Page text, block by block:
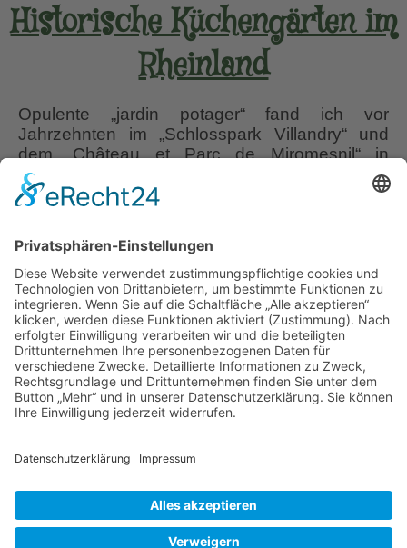
Historische Küchengärten im
Rheinland
Opulente „jardin potager“ fand ich vor
Jahrzehnten im „Schlosspark Villandry“ und
dem „Château et Parc de Miromesnil“ in
Frankreich. In bester Erinnerung sind mir auch
die „kitchen gardens“ von „Mottisfont“ und
und waren geschützt durch mächtige
Steinmauern. Nicht selten dachte ich bei mir,
wie schade,…Historische
Küchengärten
im
Rheinland
Liebe Leser! Ihr könnt euch per E-Mail
informieren lassen, wenn neue Artikel auf
Wurzerlsgarten erscheinen.Folgt dafür einfach
diesem Link und gebt dort eure E-Mailadresse